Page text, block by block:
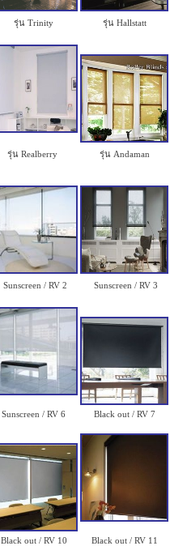
รุ่น Trinity รุ่น Hallstatt
รุ่น Realberry รุ่น Andaman
Sunscreen / RV 2 Sunscreen / RV 3
Sunscreen / RV 6 Black out / RV 7
Black out / RV 10 Black out / RV 11